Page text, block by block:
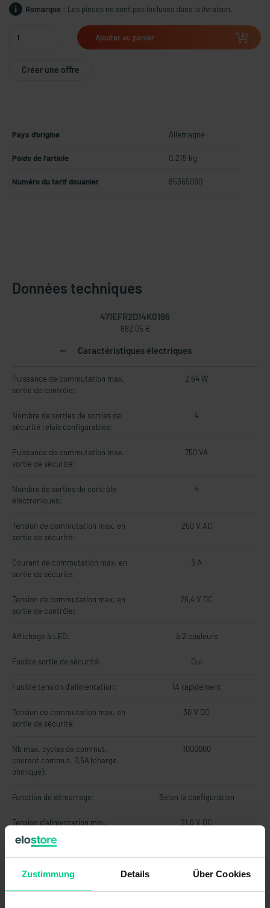
Zustimmung Details Über Cookies
Remarque : Les pinces ne sont pas incluses dans la livraison.
Ajouter au panier
Créer une offre
Pays d'origine Allemagne
Poids de l'article 0.215 kg
Numéro du tarif douanier 85365080
Données techniques
471EFR2D14K0196
682,05 €
Caractéristiques électriques
Puissance de commutation max.
sortie de contrôle:
2,64 W
Nombre de sorties de sorties de
sécurité relais configurables:
4
Puissance de commutation max.
sortie de sécurité:
750 VA
Nombre de sorties de contrôle
électroniques:
4
Tension de commutation max. en
sortie de sécurité:
250 V AC
Courant de commutation max. en
sortie de sécurité:
3 A
Tension de commutation max. en
sortie de contrôle:
26,4 V DC
Affichage à LED: à 2 couleurs
Fusible sortie de sécurité: Oui
Fusible tension d'alimentation: 1A rapidement
Tension de commutation max. en
sortie de sécurité:
30 V DC
Nb max. cycles de commut.
courant commut. 0,5A (charge
ohmique):
1000000
Fonction de démarrage: Selon la configuration
Tension d'alimentation min.: 21,6 V DC
Entrée EDM/démarrage:
Nb max. cycles de commut.
courant commut. 3A (charge
190000